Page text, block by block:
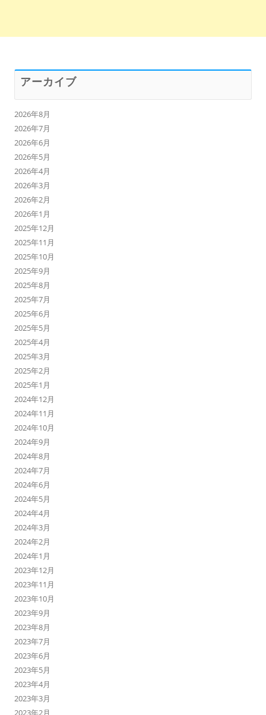
アーカイブ
2026年8月
2026年7月
2026年6月
2026年5月
2026年4月
2026年3月
2026年2月
2026年1月
2025年12月
2025年11月
2025年10月
2025年9月
2025年8月
2025年7月
2025年6月
2025年5月
2025年4月
2025年3月
2025年2月
2025年1月
2024年12月
2024年11月
2024年10月
2024年9月
2024年8月
2024年7月
2024年6月
2024年5月
2024年4月
2024年3月
2024年2月
2024年1月
2023年12月
2023年11月
2023年10月
2023年9月
2023年8月
2023年7月
2023年6月
2023年5月
2023年4月
2023年3月
2023年2月